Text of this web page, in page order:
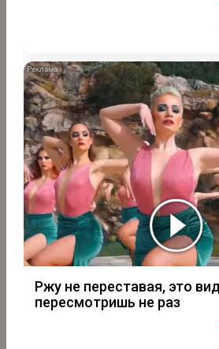
Ржу не переставая, это
пересмотришь не раз